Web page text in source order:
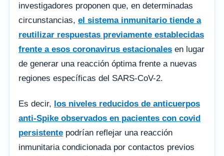
investigadores proponen que, en determinadas
circunstancias, el sistema inmunitario tiende a
reutilizar respuestas previamente establecidas
frente a esos coronavirus estacionales en lugar
de generar una reacción óptima frente a nuevas
regiones específicas del SARS-CoV-2.
Es decir, los niveles reducidos de anticuerpos
anti-Spike observados en pacientes con covid
persistente podrían reflejar una reacción
inmunitaria condicionada por contactos previos